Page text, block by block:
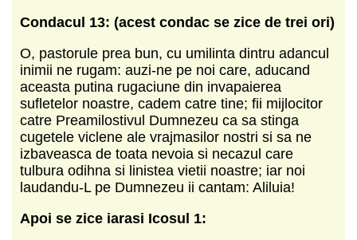
Condacul 13: (acest condac se zice de trei ori)
O, pastorule prea bun, cu umilinta dintru adancul
inimii ne rugam: auzi-ne pe noi care, aducand
aceasta putina rugaciune din invapaierea
sufletelor noastre, cadem catre tine; fii mijlocitor
catre Preamilostivul Dumnezeu ca sa stinga
cugetele viclene ale vrajmasilor nostri si sa ne
izbaveasca de toata nevoia si necazul care
tulbura odihna si linistea vietii noastre; iar noi
laudandu-L pe Dumnezeu ii cantam: Aliluia!
Apoi se zice iarasi Icosul 1: